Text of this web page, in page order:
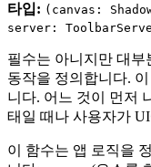
타입: (canvas:
server:
필수는 아니지만 대부
동작을 정의합니다.
니다. 어느 것이 먼저
태일 때나 사용자가
이 함수는 앱 로직을